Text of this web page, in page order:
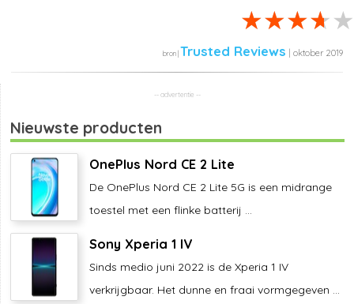
Trusted Reviews | oktober 2019
Nieuwste producten
OnePlus Nord CE 2 Lite
De OnePlus Nord CE 2 Lite 5G is een midrange
toestel met een flinke batterij ...
Sony Xperia 1 IV
Sinds medio juni 2022 is de Xperia 1 IV
verkrijgbaar. Het dunne en fraai vormgegeven ...